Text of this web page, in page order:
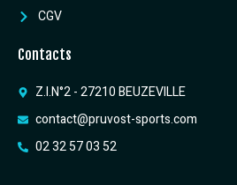
CGV
Contacts
Z.I.N°2 - 27210 BEUZEVILLE
contact@pruvost-sports.com
02 32 57 03 52